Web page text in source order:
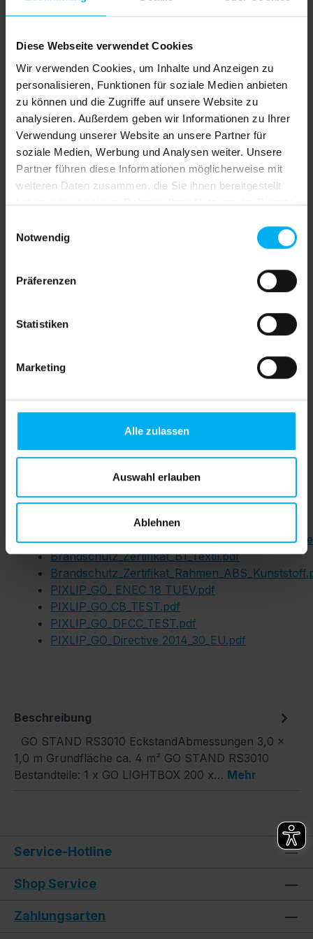
Diese Webseite verwendet Cookies
Wir verwenden Cookies, um Inhalte und Anzeigen zu
personalisieren, Funktionen für soziale Medien anbieten
zu können und die Zugriffe auf unsere Website zu
analysieren. Außerdem geben wir Informationen zu Ihrer
Verwendung unserer Website an unsere Partner für
soziale Medien, Werbung und Analysen weiter. Unsere
Partner führen diese Informationen möglicherweise mit
weiteren Daten zusammen, die Sie ihnen bereitgestellt
haben oder die sie im Rahmen Ihrer Nutzung der Dienste
Notwendig
Präferenzen
Statistiken
Marketing
Alle zulassen
Auswahl erlauben
Ablehnen
Versandkostenfrei
Sofort verfügbar, Lieferzeit: 4 Werktage inkl.
Jetzt bestellen und bis Donnerstag, 13. August Ihre
Lieferung erhalten!
Deutschland 4 Werktage, EU Länder plus 1-2
Werktage, Schweiz plus 2-3 Werktage
Druckauswählen
Vorderseite bedruckt, Rückseite weiß
Produkt Anzahl: Gib den
übertragen.
Brandschutz_Zertifikat_B1_Textil.pdf
PIXLIP_GO_ ENEC 18 TUEV.pdf
PIXLIP_GO_CB_TEST.pdf
PIXLIP_GO_DFCC_TEST.pdf
PIXLIP_GO_Directive 2014_30_EU.pdf
Beschreibung
GO STAND RS3010 EckstandAbmessungen 3,0 ×
1,0 m Grundfläche ca. 4 m² GO STAND RS3010
Bestandteile: 1 x GO LIGHTBOX 200 x… Mehr
Service-Hotline
Shop Service
Zahlungsarten